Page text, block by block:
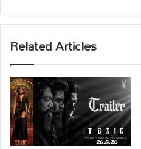
Related Articles